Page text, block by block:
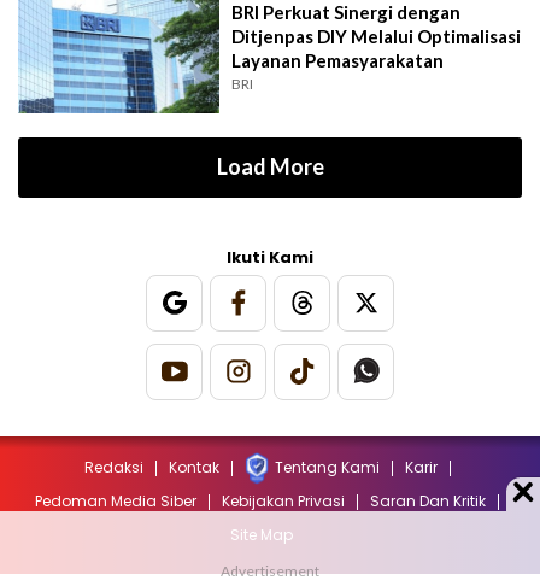
BRI Perkuat Sinergi dengan
Ditjenpas DIY Melalui Optimalisasi
Layanan Pemasyarakatan
BRI
Load More
Ikuti Kami
Redaksi Kontak Tentang Kami
Karir
Pedoman Media Siber
Kebijakan Privasi
Saran Dan Kritik
Site Map